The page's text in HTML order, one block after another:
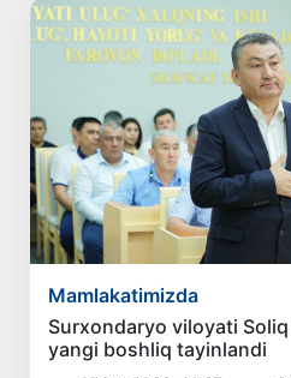
Mamlakatimizda
Surxondaryo viloyati
yangi boshliq tayinlandi